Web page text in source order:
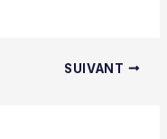
SUIVANT